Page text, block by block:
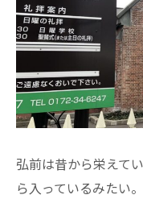
弘前は昔から栄えて
ら入っているみたい。